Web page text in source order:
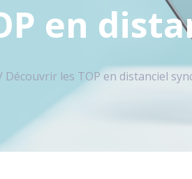
en
Découvrir les TOP en distanciel